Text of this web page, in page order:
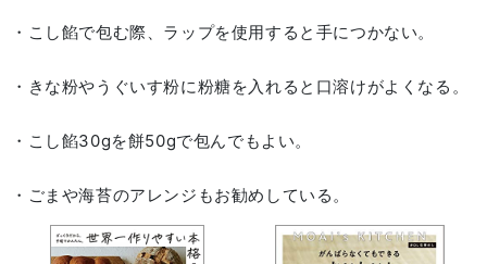
・こし餡で包む際、ラップを使用すると手につかない。
・きな粉やうぐいす粉に粉糖を入れると口溶けがよくなる。
・こし餡30gを餅50gで包んでもよい。